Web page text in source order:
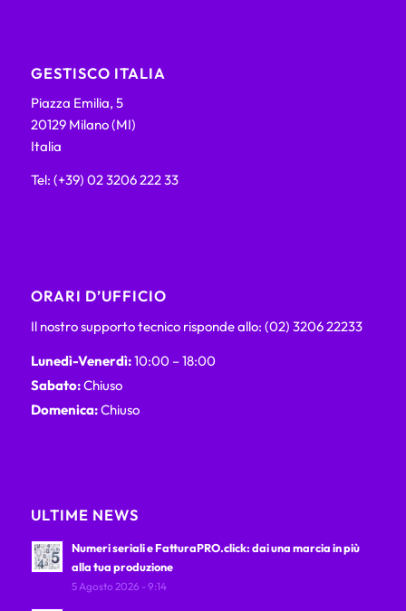
GESTISCO ITALIA
Piazza Emilia, 5
20129 Milano (MI)
Italia
Tel: (+39) 02 3206 222 33
ORARI D’UFFICIO
Il nostro supporto tecnico risponde allo: (02) 3206 22233
Lunedì-Venerdì:10:00 – 18:00
Sabato:Chiuso
Domenica:Chiuso
ULTIME NEWS
Numeri seriali e FatturaPRO.click: dai una marcia in più
alla tua produzione
5 Agosto 2026 - 9:14